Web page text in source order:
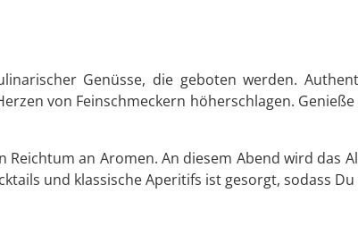
Genüsse, die geboten werden.
von Feinschmeckern höherschlagen.
an Aromen. An diesem Abend wird das
und klassische Aperitifs ist gesorgt, sodass